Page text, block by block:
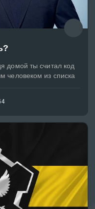
домой ты считал код
человеком из списка